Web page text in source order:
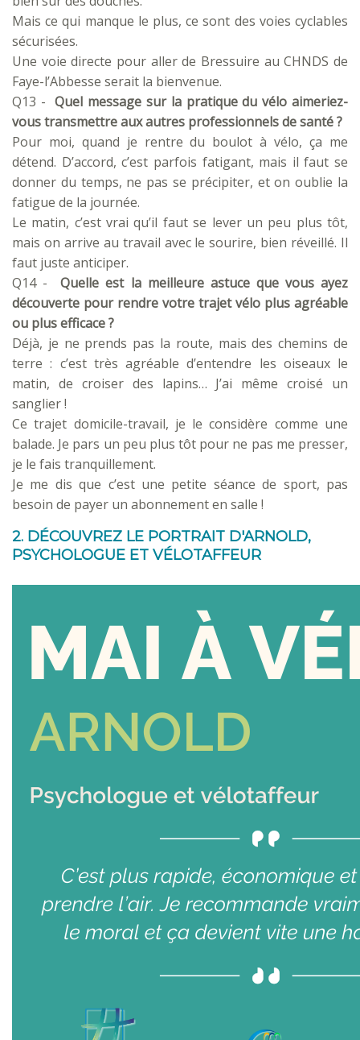
Mais ce qui manque le plus, ce sont des voies cyclables
sécurisées.
Une voie directe pour aller de Bressuire au CHNDS de
Faye-l’Abbesse serait la bienvenue.
Q13 - Quel message sur la pratique du vélo aimeriez-
vous transmettre aux autres professionnels de santé ?
Pour moi, quand je rentre du boulot à vélo, ça me
détend. D’accord, c’est parfois fatigant, mais il faut se
donner du temps, ne pas se précipiter, et on oublie la
fatigue de la journée.
Le matin, c’est vrai qu’il faut se lever un peu plus tôt,
mais on arrive au travail avec le sourire, bien réveillé. Il
faut juste anticiper.
Q14 -
Quelle est la meilleure astuce que vous ayez
découverte pour rendre votre trajet vélo plus agréable
ou plus efficace ?
Déjà, je ne prends pas la route, mais des chemins de
terre : c’est très agréable d’entendre les oiseaux le
matin, de croiser des lapins… J’ai même croisé un
sanglier !
Ce trajet domicile-travail, je le considère comme une
balade. Je pars un peu plus tôt pour ne pas me presser,
je le fais tranquillement.
Je me dis que c’est une petite séance de sport, pas
besoin de payer un abonnement en salle !
2. DÉCOUVREZ LE PORTRAIT D'ARNOLD,
PSYCHOLOGUE ET VÉLOTAFFEUR